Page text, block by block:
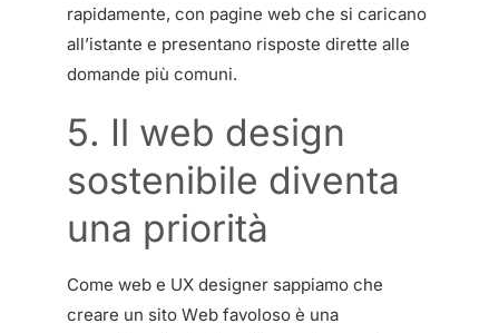
rapidamente, con pagine web che si caricano
all’istante e presentano risposte dirette alle
domande più comuni.
5. Il web design
sostenibile diventa
una priorità
Come web e UX designer sappiamo che
creare un sito Web favoloso è una